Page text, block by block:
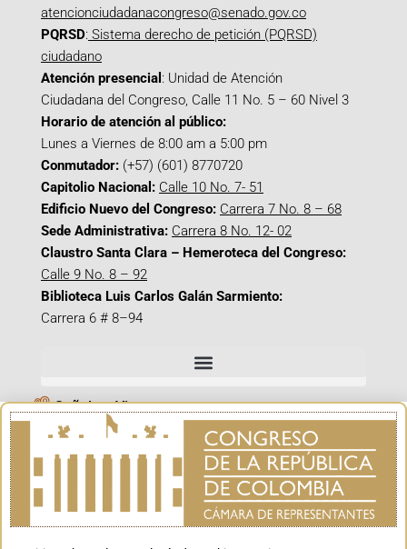
atencionciudadanacongreso@senado.gov.co
PQRSD: Sistema derecho de petición (PQRSD)
ciudadano
Atención presencial : Unidad de Atención
Ciudadana del Congreso, Calle 11 No. 5 – 60 Nivel 3
Horario de atención al público:
Lunes a Viernes de 8:00 am a 5:00 pm
Conmutador: (+57) (601) 8770720
Capitolio Nacional: Calle 10 No. 7- 51
Edificio Nuevo del Congreso: Carrera 7 No. 8 – 68
Sede Administrativa: Carrera 8 No. 12- 02
Claustro Santa Clara – Hemeroteca del Congreso:
Calle 9 No. 8 – 92
Biblioteca Luis Carlos Galán Sarmiento:
Carrera 6 # 8–94
Señal en Vivo
Facebook_@CamaraColombia
Instagram_@CamaraColombia
X_@CamaraColombia
Youtube_@CamaraColombia